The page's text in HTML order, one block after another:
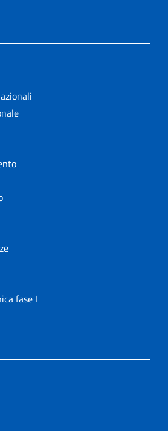
fase I